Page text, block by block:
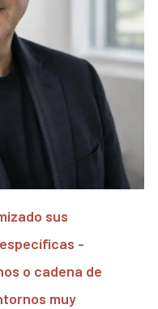
sus
-
o cadena de
muy